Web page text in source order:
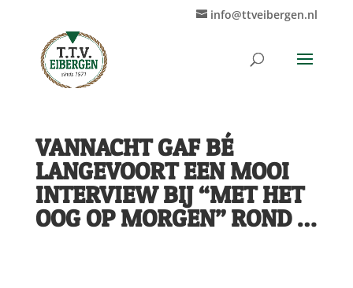
info@ttveibergen.nl
VANNACHT GAF BÉ
LANGEVOORT EEN MOOI
INTERVIEW BIJ “MET HET
OOG OP MORGEN” ROND …